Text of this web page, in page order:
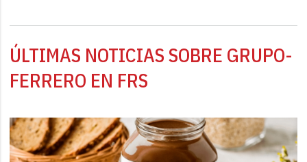
ÚLTIMAS NOTICIAS SOBRE GRUPO-
FERRERO EN FRS